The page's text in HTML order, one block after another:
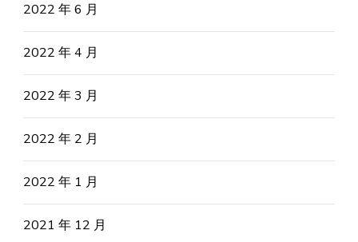
2022 年 6 月
2022 年 4 月
2022 年 3 月
2022 年 2 月
2022 年 1 月
2021 年 12 月